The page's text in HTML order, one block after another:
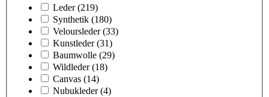
Leder (219)
Synthetik (180)
Veloursleder (33)
Kunstleder (31)
Baumwolle (29)
Wildleder (18)
Canvas (14)
Nubukleder (4)